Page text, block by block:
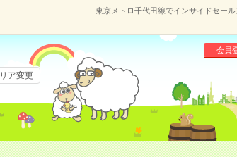
東京メトロ千代田線でインサイドセー
会員
ア変更